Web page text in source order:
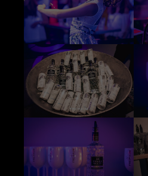
376-293 City Road, Suite 600
San Francisco, CA 94102
Have any questions?
+44 1234 567 890
Drop us a line
info@yourdomain.com
About us